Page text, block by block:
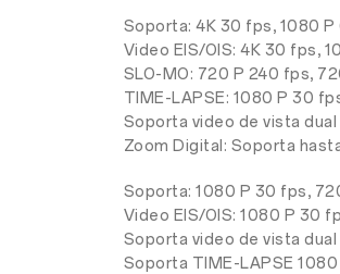
Soporta: 4K 30 fps, 1080
Video EIS/OIS: 4K 30 fps,
SLO-MO: 720 P 240 fps,
TIME-LAPSE: 1080 P 30
Soporta video de vista dual
Zoom Digital: Soporta
Soporta: 1080 P 30 fps,
Video EIS/OIS: 1080 P 30
Soporta video de vista dual
Soporta TIME-LAPSE